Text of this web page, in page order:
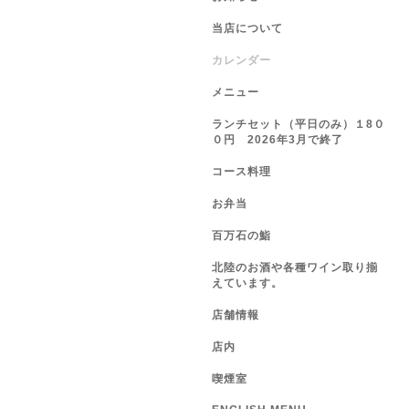
当店について
カレンダー
メニュー
ランチセット（平日のみ）１8０
０円 2026年3月で終了
コース料理
お弁当
百万石の鮨
北陸のお酒や各種ワイン取り揃
えています。
店舗情報
店内
喫煙室